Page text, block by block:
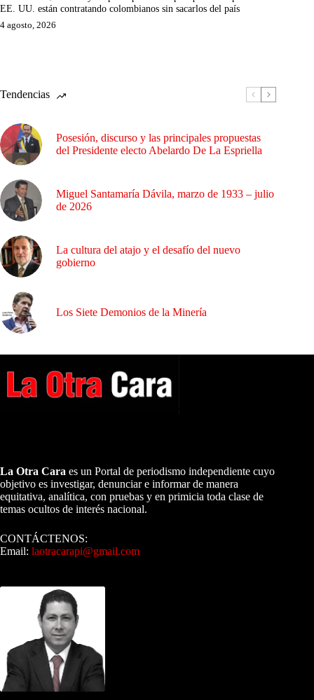
EE. UU. están contratando colombianos sin sacarlos del país
4 agosto, 2026
Tendencias
Posesión, discurso y las principales propuestas
del Presidente electo Abelardo De La Espriella
Miguel Santamaría Dávila, marzo de 1933 – julio
de 2026
La cultura del atajo y el desafío del nuevo
gobierno
Los Siete Demonios de la Minería
La Otra Cara es un Portal de periodismo independiente cuyo
objetivo es investigar, denunciar e informar de manera
equitativa, analítica, con pruebas y en primicia toda clase de
temas ocultos de interés nacional.
CONTÁCTENOS:
Email: laotracarapi@gmail.com